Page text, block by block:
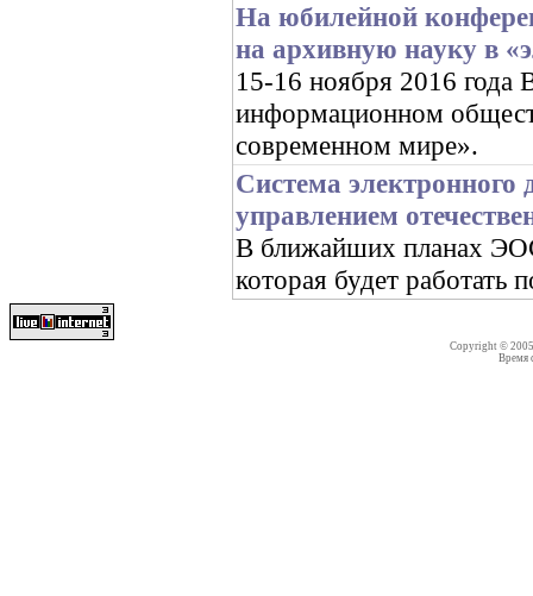
На юбилейной
на архивную науку в
15-16 ноября 2016
информационном
современном мире».
Система
управлением
В ближайших планах
которая будет
Copyright ©
Время